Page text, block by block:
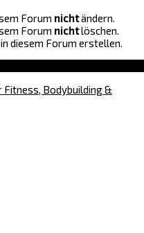
Forum nichtändern.
Forum nichtlöschen.
diesem Forum erstellen.
Fitness, Bodybuilding &